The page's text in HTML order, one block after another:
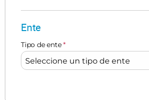
Ente
Tipo de ente*